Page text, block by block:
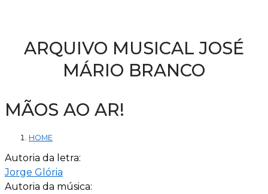
ARQUIVO MUSICAL JOSÉ
MÁRIO BRANCO
MÃOS AO AR!
HOME
Autoria da letra:
Jorge Glória
Autoria da música: